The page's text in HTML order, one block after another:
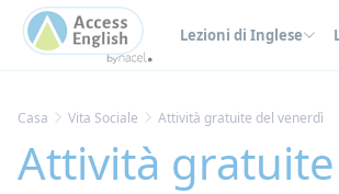
Lezioni di Inglese
Casa Vita Sociale Attività gratuite del venerdì
Attività
Pannello di gestione dei cookies